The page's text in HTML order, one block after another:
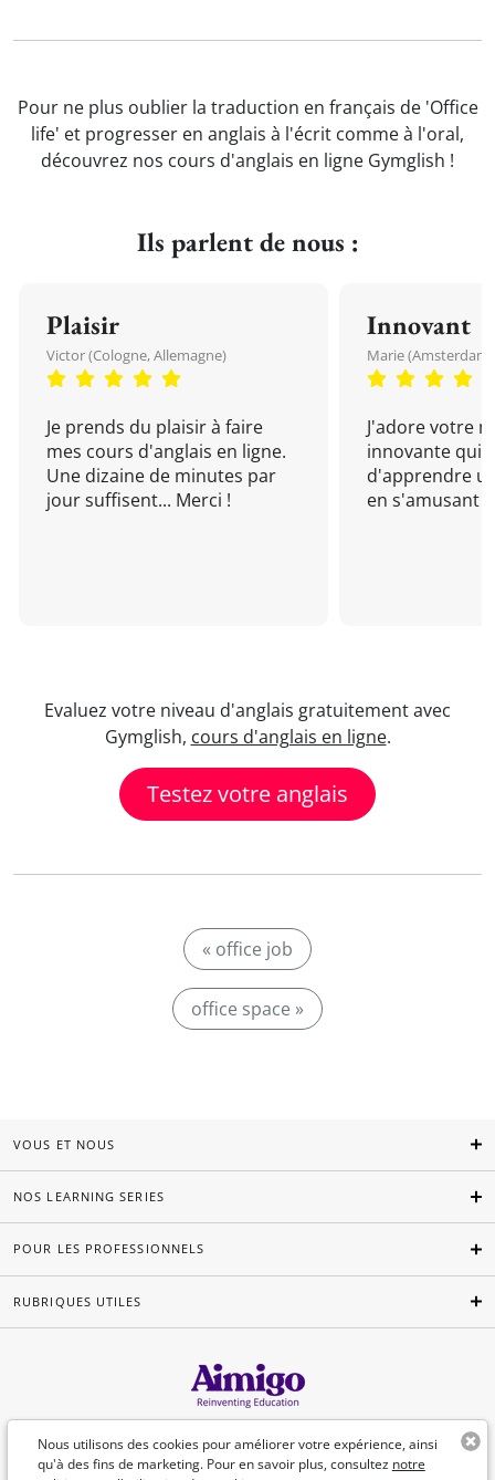
Pour ne plus oublier la traduction en français de 'Office
life' et progresser en anglais à l'écrit comme à l'oral,
découvrez nos cours d'anglais en ligne Gymglish !
Ils parlent de nous :
Plaisir
Victor (Cologne, Allemagne)
Je prends du plaisir à faire
mes cours d'anglais en ligne.
Une dizaine de minutes par
jour suffisent... Merci !
Innovant
Marie (Amsterdam,
J'adore votre
innovante qui
d'apprendre
en s'amusant !
Evaluez votre niveau d'anglais gratuitement avec
Gymglish, cours d'anglais en ligne.
Testez votre anglais
« office job
office space »
Nous utilisons des cookies pour améliorer votre expérience, ainsi
qu'à des fins de marketing. Pour en savoir plus, consultez notre
VOUS ET NOUS
NOS LEARNING SERIES
POUR LES PROFESSIONNELS
RUBRIQUES UTILES
Français